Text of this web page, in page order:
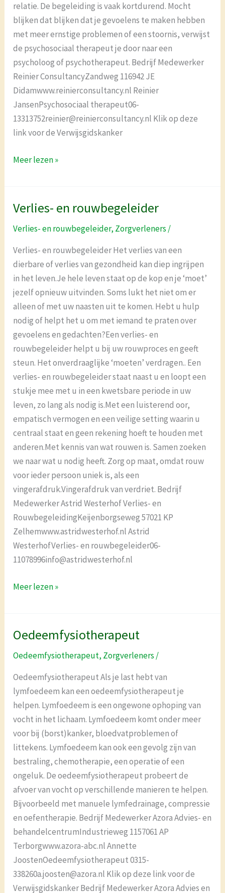
relatie. De begeleiding is vaak kortdurend. Mocht
blijken dat blijken dat je gevoelens te maken hebben
met meer ernstige problemen of een stoornis, verwijst
de psychosociaal therapeut je door naar een
psycholoog of psychotherapeut. Bedrijf Medewerker
Reinier ConsultancyZandweg 116942 JE
Didamwww.reinierconsultancy.nl Reinier
JansenPsychosociaal therapeut06-
13313752reinier@reinierconsultancy.nl Klik op deze
link voor de Verwijsgidskanker
Meer lezen »
Verlies- en rouwbegeleider
Verlies- en rouwbegeleider, Zorgverleners /
Verlies- en rouwbegeleider Het verlies van een
dierbare of verlies van gezondheid kan diep ingrijpen
in het leven.Je hele leven staat op de kop en je ‘moet’
jezelf opnieuw uitvinden. Soms lukt het niet om er
alleen of met uw naasten uit te komen. Hebt u hulp
nodig of helpt het u om met iemand te praten over
gevoelens en gedachten?Een verlies- en
rouwbegeleider helpt u bij uw rouwproces en geeft
steun. Het onverdraaglijke ‘moeten’ verdragen.. Een
verlies- en rouwbegeleider staat naast u en loopt een
stukje mee met u in een kwetsbare periode in uw
leven, zo lang als nodig is.Met een luisterend oor,
empatisch vermogen en een veilige setting waarin u
centraal staat en geen rekening hoeft te houden met
anderen.Met kennis van wat rouwen is. Samen zoeken
we naar wat u nodig heeft. Zorg op maat, omdat rouw
voor ieder persoon uniek is, als een
vingerafdruk.Vingerafdruk van verdriet. Bedrijf
Medewerker Astrid Westerhof Verlies- en
RouwbegeleidingKeijenborgseweg 57021 KP
Zelhemwww.astridwesterhof.nl Astrid
WesterhofVerlies- en rouwbegeleider06-
11078996info@astridwesterhof.nl
Verlies-
rouwbegeleider
Meer lezen »
Oedeemfysiotherapeut
Oedeemfysiotherapeut, Zorgverleners /
Oedeemfysiotherapeut Als je last hebt van
lymfoedeem kan een oedeemfysiotherapeut je
helpen. Lymfoedeem is een ongewone ophoping van
vocht in het lichaam. Lymfoedeem komt onder meer
voor bij (borst)kanker, bloedvatproblemen of
littekens. Lymfoedeem kan ook een gevolg zijn van
bestraling, chemotherapie, een operatie of een
ongeluk. De oedeemfysiotherapeut probeert de
afvoer van vocht op verschillende manieren te helpen.
Bijvoorbeeld met manuele lymfedrainage, compressie
en oefentherapie. Bedrijf Medewerker Azora Advies- en
behandelcentrumIndustrieweg 1157061 AP
Terborgwww.azora-abc.nl Annette
JoostenOedeemfysiotherapeut 0315-
338260a.joosten@azora.nl Klik op deze link voor de
Verwijsgidskanker Bedrijf Medewerker Azora Advies en
Oedeemfysiotherapeut